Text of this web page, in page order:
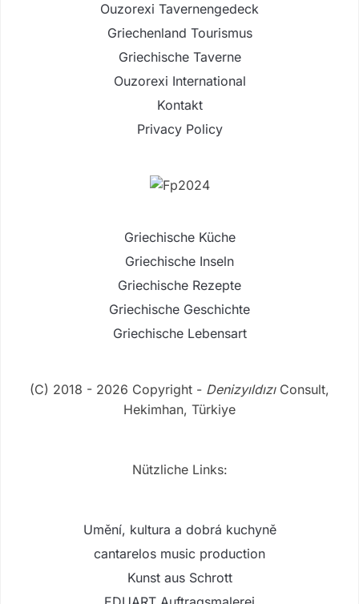
Ouzorexi Tavernengedeck
Griechenland Tourismus
Griechische Taverne
Ouzorexi International
Kontakt
Privacy Policy
Griechische Küche
Griechische Inseln
Griechische Rezepte
Griechische Geschichte
Griechische Lebensart
(C) 2018 - 2026 Copyright - DenizyıldızıConsult,
Hekimhan, Türkiye
Nützliche Links:
Umění, kultura a dobrá kuchyně
cantarelos music production
Kunst aus Schrott